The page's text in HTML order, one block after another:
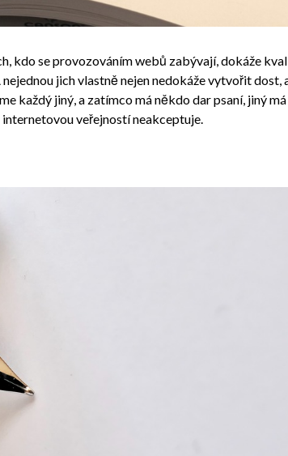
kdo se provozováním webů zabývají, dokáže
jich vlastně nejen nedokáže vytvořit dost,
každý jiný, a zatímco má někdo dar psaní, jiný má
veřejností neakceptuje.